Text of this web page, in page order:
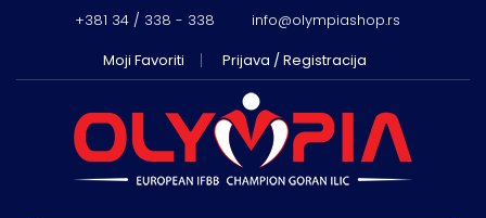
+381 34 / 338 - 338
info@olympiashop.rs
Moji Favoriti
Prijava / Registracija